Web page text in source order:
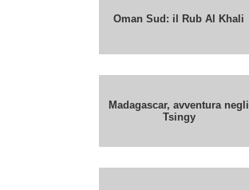
Oman Sud: il Rub Al Khali
Madagascar, avventura negli
Tsingy